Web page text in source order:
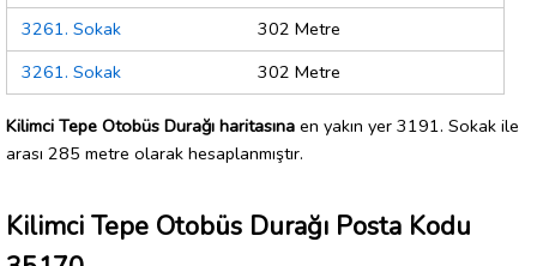
3261. Sokak
302 Metre
3261. Sokak
302 Metre
Kilimci Tepe Otobüs Durağı haritasına en yakın yer 3191. Sokak ile
arası 285 metre olarak hesaplanmıştır.
Kilimci Tepe Otobüs Durağı Posta Kodu